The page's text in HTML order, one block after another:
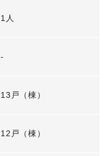
1人
-
13戸（棟）
12戸（棟）